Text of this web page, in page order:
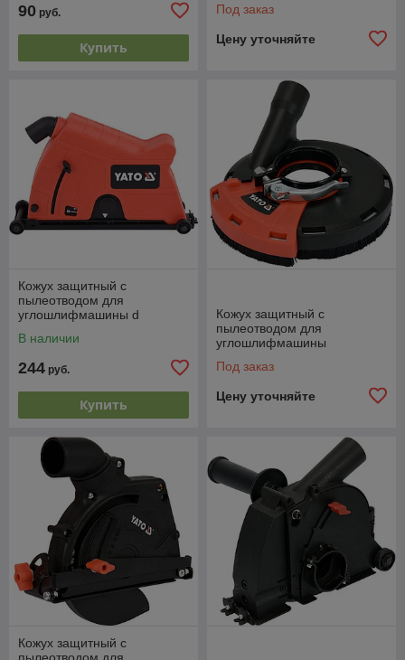
90 руб.
Купить
Под заказ
Цену уточняйте
Кожух защитный с
пылеотводом для
углошлифмашины d
В наличии
244 руб.
Купить
Кожух защитный с
пылеотводом для
углошлифмашины
Под заказ
Цену уточняйте
Кожух защитный с
пылеотводом для